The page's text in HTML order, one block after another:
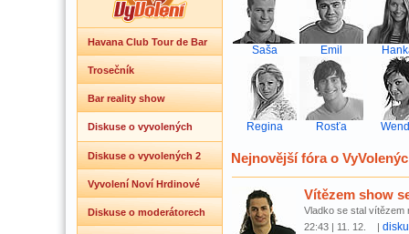
Havana Club Tour de Bar
Trosečník
Bar reality show
Diskuse o vyvolených
Diskuse o vyvolených 2
Vyvolení Noví Hrdinové
Diskuse o moderátorech
Saša Emil
Regina Rosťa
Nejnovější fóra o
Vítězem show
Vladko se stal vítězem
22:43 | 11. 12. |